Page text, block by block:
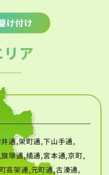
け付け
ア
通,栄町通,下山手通,
塚通,橘通,宮本通,京町,
高架通,元町通,古湊通,